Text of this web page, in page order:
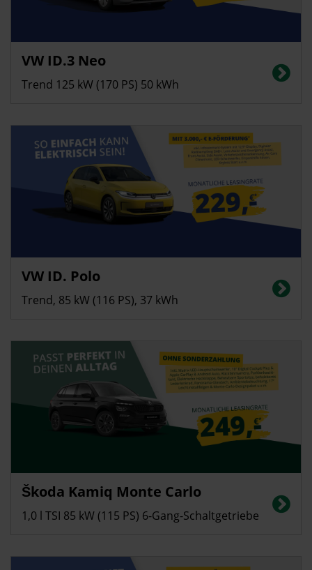
Stromverbrauch in kWh/100 km (kombiniert): 14,0; CO2-Emissionen
(kombiniert): 0 g/km; CO2-Klasse: A, Innerortsreichweite bis 552 km
VW ID.3 Neo
Trend 125 kW (170 PS) 50 kWh
Stromverbrauch in kWh/100 km (kombiniert): 13,8 | CO2-Emissionen
(kombiniert): 0 g/km | CO2-Klasse: A | Elektrische Reichweite (kombiniert):
323 km
VW ID. Polo
Trend, 85 kW (116 PS), 37 kWh
Energieverbrauch in l/100 km (kombiniert): 5,4; CO2-Emissionen
(kombiniert): 123 g/km, CO2-Klasse: D
Škoda Kamiq Monte Carlo
1,0 l TSI 85 kW (115 PS) 6-Gang-Schaltgetriebe